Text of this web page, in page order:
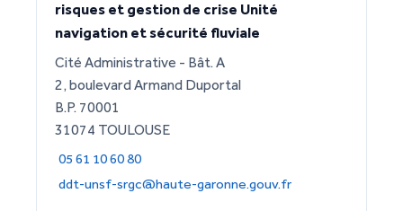
risques et gestion de crise Unité
navigation et sécurité fluviale
Cité Administrative - Bât. A
2, boulevard Armand Duportal
B.P. 70001
31074 TOULOUSE
05 61 10 60 80
ddt-unsf-srgc@haute-garonne.gouv.fr